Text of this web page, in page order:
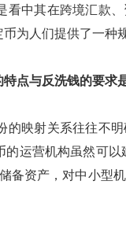
中其在跨境汇款
为人们提供了一种
与反洗钱的要求
映射关系往往不明
运营机构虽然可以
备资产，对中小型